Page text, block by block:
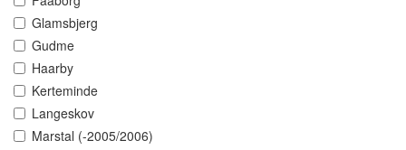
Glamsbjerg
Gudme
Haarby
Kerteminde
Langeskov
Marstal (-2005/2006)